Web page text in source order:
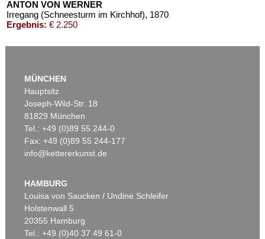
ANTON VON WERNER
Irregang (Schneesturm im Kirchhof), 1870
Ergebnis: € 2.250
Auktion 382 - Lot 151
Ergebnis:€ 2.000
MÜNCHEN
Hauptsitz
Joseph-Wild-Str. 18
81829 München
Tel.: +49 (0)89 55 244-0
Fax: +49 (0)89 55 244-177
info@kettererkunst.de
HAMBURG
Louisa von Saucken / Undine Schleifer
Holstenwall 5
20355 Hamburg
Tel.: +49 (0)40 37 49 61-0